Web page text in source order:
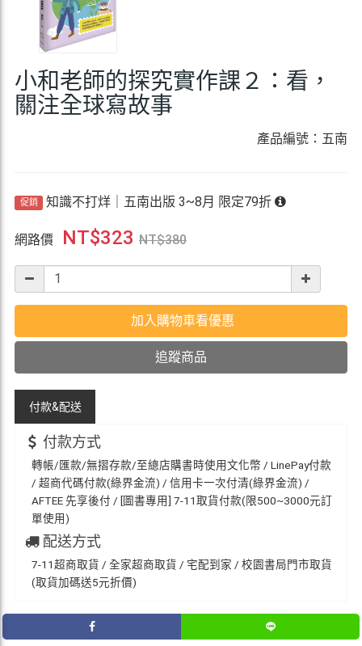
小和老師的探究實作課２：看，
關注全球寫故事
產品編號：五南
促銷 知識不打烊｜五南出版 3~8月 限定79折
網路價 NT$323 NT$380
加入購物車看優惠
追蹤商品
付款&配送
付款方式
轉帳/匯款/無摺存款/至總店購書時使用文化幣 / LinePay付款
/ 超商代碼付款(綠界金流) / 信用卡一次付清(綠界金流) /
AFTEE 先享後付 / [圖書專用] 7-11取貨付款(限500~3000元訂
單使用)
配送方式
7-11超商取貨 / 全家超商取貨 / 宅配到家 / 校園書局門市取貨
(取貨加碼送5元折價)